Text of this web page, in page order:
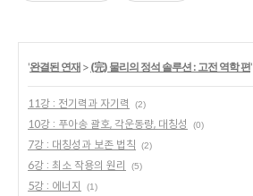
'완결된 연재 > (完) 물리의 정석 솔루션 : 고전 역학 편
11강 : 전기력과 자기력 (2)
10강 : 푸아송 괄호, 각운동량, 대칭성 (0)
7강 : 대칭성과 보존 법칙 (2)
6강 : 최소 작용의 원리 (5)
5강 : 에너지 (1)